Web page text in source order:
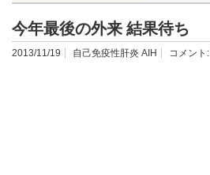
今年最後の外来 結果待ち
2013/11/19 自己免疫性肝炎 AIH コメント: